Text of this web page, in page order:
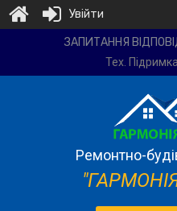
компанія
ЗАПИТАННЯ
Тех.
Ремонтно-
Увійти